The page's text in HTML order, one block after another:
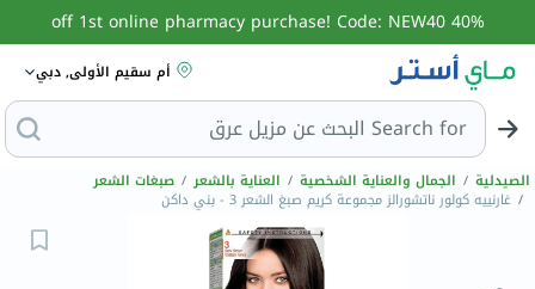
40% off 1st online pharmacy purchase! Code: NEW40
أم سقيم الأولى, دبي
Search for الب
الصيدلية / الجمال والعناية الشخصية / العناية بالشعر / صبغات الشعر
/ غارنييه كولور ناتشورالز مجموعة كريم صبغ الشعر 3 - بني داكن